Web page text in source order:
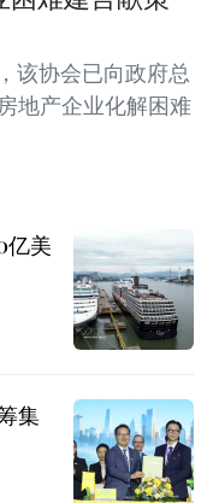
该协会已向政府总
地产企业化解困难
亿美
集